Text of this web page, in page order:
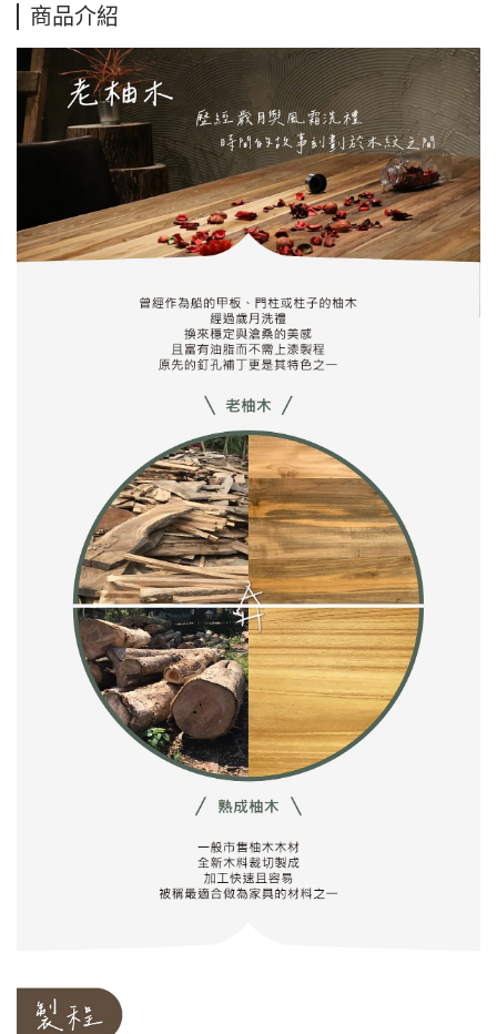
商品介紹